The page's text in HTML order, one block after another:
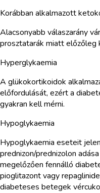
Korábban alkalmazott
Alacsonyabb válaszarány
prosztatarák miatt előzőleg
Hyperglykaemia
A glükokortikoidok
előfordulását, ezért a
gyakran kell mérni.
Hypoglykaemia
Hypoglykaemia eseteit
prednizon/prednizolon
megelőzően fennálló
pioglitazont vagy
diabeteses betegek